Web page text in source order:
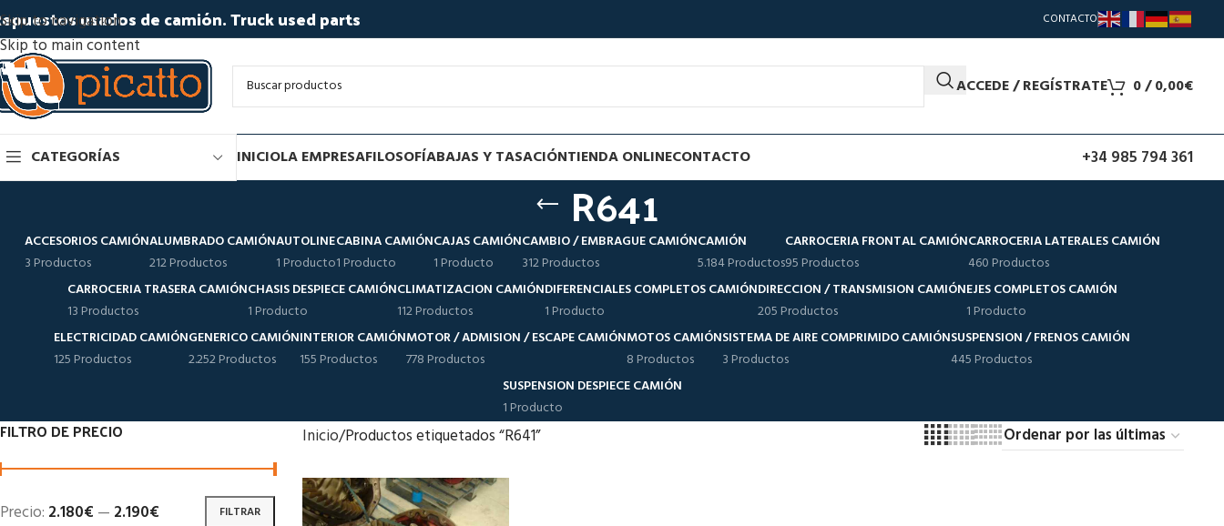
Skip to navigation
Skip to main content
usados de camión. Truck used parts CONTACTO
ACCEDE / REGÍSTRATE 0/0,00€
CATEGORÍAS INICIOLA EMPRESAFILOSOFÍABAJAS Y TASACIÓNTIENDA ONLINECONTACTO +34 985 794 361
R641
ACCESORIOS CAMIÓN
3 Productos
ALUMBRADO CAMIÓN
212 Productos
AUTOLINE
1 Producto
CABINA CAMIÓN
1 Producto
CAJAS CAMIÓN
1 Producto
CAMBIO / EMBRAGUE CAMIÓN
312 Productos
CAMIÓN
5.184 Productos
CARROCERIA FRONTAL CAMIÓN
95 Productos
CARROCERIA LATERALES CAMIÓN
460 Productos
CARROCERIA TRASERA CAMIÓN
13 Productos
CHASIS DESPIECE CAMIÓN
1 Producto
CLIMATIZACION CAMIÓN
112 Productos
DIFERENCIALES COMPLETOS CAMIÓN
1 Producto
DIRECCION / TRANSMISION CAMIÓN
205 Productos
EJES COMPLETOS CAMIÓN
1 Producto
ELECTRICIDAD CAMIÓN
125 Productos
GENERICO CAMIÓN
2.252 Productos
INTERIOR CAMIÓN
155 Productos
MOTOR / ADMISION / ESCAPE CAMIÓN
778 Productos
MOTOS CAMIÓN
8 Productos
SISTEMA DE AIRE COMPRIMIDO CAMIÓN
3 Productos
SUSPENSION / FRENOS CAMIÓN
445 Productos
SUSPENSION DESPIECE CAMIÓN
1 Producto
FILTRO DE PRECIO
FILTRAR
Precio: 2.180€ — 2.190€
Inicio Productos etiquetados “R641”